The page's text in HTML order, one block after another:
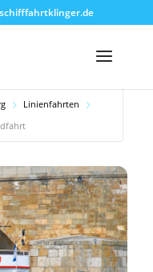
Linienfahrten